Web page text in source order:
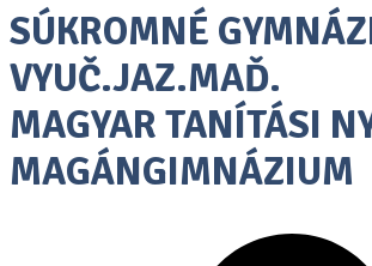
SÚKROMNÉ
VYUČ.JAZ.MAĎ.
MAGYAR TANÍTÁSI
MAGÁNGIMNÁZIUM